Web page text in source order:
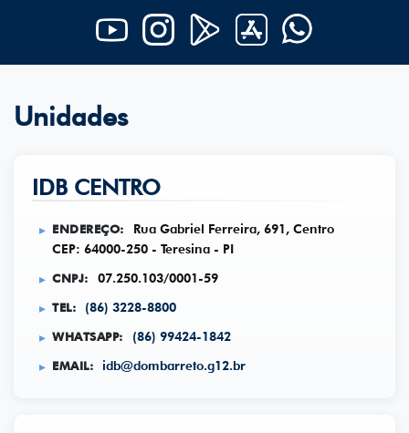
Unidades
IDB CENTRO
ENDEREÇO:
Rua Gabriel Ferreira, 691, Centro
CEP: 64000-250 - Teresina - PI
CNPJ:
07.250.103/0001-59
TEL:
(86) 3228-8800
WHATSAPP:
(86) 99424-1842
EMAIL:
idb@dombarreto.g12.br